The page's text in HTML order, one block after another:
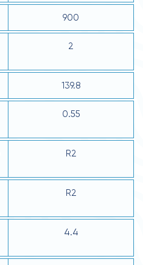
900
2
139.8
0.55
R2
R2
4.4